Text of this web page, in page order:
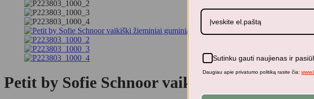
Petit by Sofie Schnoor vaikiški žieminiai
Sutinku gauti naujienas ir
Daugiau apie privatumo politiką rasite čia: